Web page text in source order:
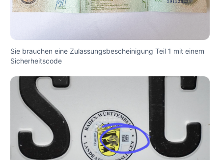
Sie brauchen eine Zulassungsbescheinigung Teil 1 mit einem
Sicherheitscode